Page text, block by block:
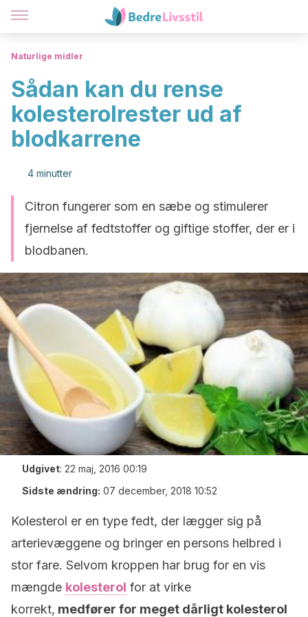
Naturlige midler
Sådan kan du rense
kolesterolrester ud af
blodkarrene
4 minutter
Citron fungerer som en sæbe og stimulerer
fjernelse af fedtstoffer og giftige stoffer, der er i
blodbanen.
Udgivet: 22 maj, 2016 00:19
Sidste ændring: 07 december, 2018 10:52
Kolesterol er en type fedt, der lægger sig på
arterievæggene og bringer en persons helbred i
stor fare. Selvom kroppen har brug for en vis
mængde kolesterol for at virke
korrekt, medfører for meget dårligt kolesterol